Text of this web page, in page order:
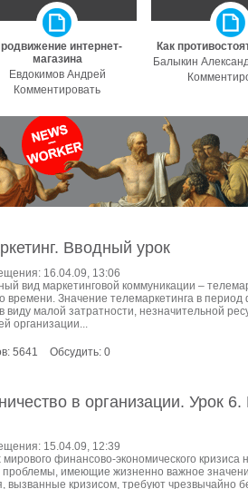
интернет-
магазина
Евдокимов Андрей
Комментировать
Как
Балыкин
Вводный урок
16.04.09, 13:06
вид маркетинговой коммуникации –
времени. Значение телемаркетинга в период
виду малой затратности, незначительной
организации...
5641 Обсудить: 0
в организации. Урок 6.
15.04.09, 12:39
мирового финансово-экономического
проблемы, имеющие жизненно важное
вызванные кризисом, требуют чрезвычайно